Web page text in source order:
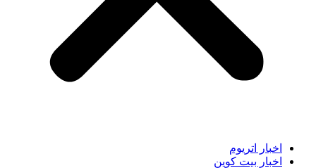
اخبار اتریوم
اخبار بیت کوین